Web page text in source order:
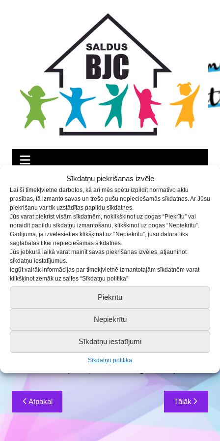
Sīkdatņu piekrišanas izvēle
Lai šī tīmekļvietne darbotos, kā arī mēs spētu izpildīt normatīvo aktu
prasības, tā izmanto savas un trešo pušu nepieciešamās sīkdatnes. Ar Jūsu
piekrišanu var tik uzstādītas papildu sīkdatnes.
Jūs varat piekrist visām sīkdatnēm, noklikšķinot uz pogas “Piekrītu” vai
noraidīt papildu sīkdatņu izmantošanu, klikšķinot uz pogas “Nepiekrītu”.
Gadījumā, ja izvēlēsieties klikšķināt uz “Nepiekrītu”, jūsu datorā tiks
saglabātas tikai nepieciešamās sīkdatnes.
Jūs jebkurā laikā varat mainīt savas piekrišanas izvēles, atjauninot
sīkdatņu iestatījumus.
Iegūt vairāk informācijas par tīmekļvietnē izmantotajām sīkdatnēm varat
klikšķinot zemāk uz saites “Sīkdatņu politika”
Piekrītu
Nepiekrītu
Sīkdatņu iestatījumi
Sīkdatņu politika
Saldus novada izglītības
iestāžu 2.-4.klašu koriem
kopmēģinājums ar virsdiriģenti
12.02.2026 Aktualitātes
9.februārī Saldus Mūzikas un mākslas skolas
akustiskajā koncertzālē notika Saldus novada
izglītības iestāžu 2.-4.kl. koru kopmēģinājums ar
Dalībnieki gatavojas9.aprīļa repertuāra apguves
skatei Saldus Bērnu un jaunatnes centrā, kā arī
Ziņu
izvēlne
Atpakaļ Tālāk